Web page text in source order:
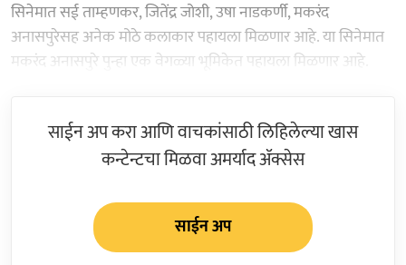
सिनेमात सई ताम्हणकर, जितेंद्र जोशी, उषा नाडकर्णी, मकरंद
अनासपुरेसह अनेक मोठे कलाकार पहायला मिळणार आहे. या सिनेमात
मकरंद अनासपुरे पुन्हा एक वेगळ्या भूमिकेत पहायला मिळणार आहे.
साईन अप करा आणि वाचकांसाठी लिहिलेल्या खास
कन्टेन्टचा मिळवा अमर्याद ॲक्सेस
साईन अप